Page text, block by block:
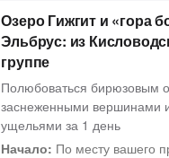
Озеро Гижгит и «гора
Эльбрус: из
группе
Полюбоваться бирюзовым
заснеженными вершинами
ущельями за 1 день
Начало: По месту вашего